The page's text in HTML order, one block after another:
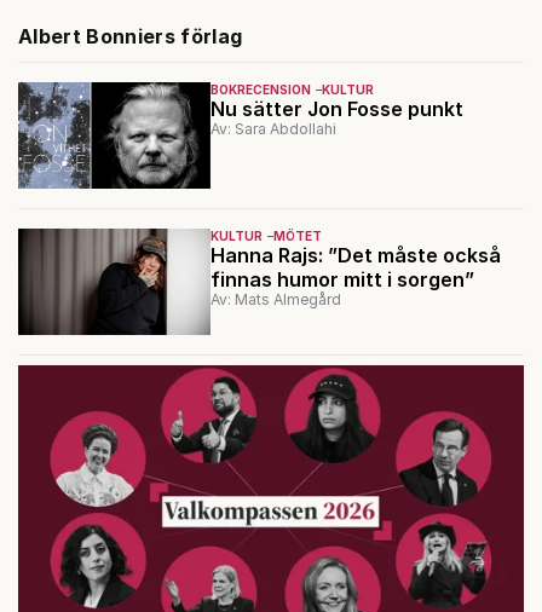
Albert Bonniers förlag
BOKRECENSION KULTUR
Nu sätter Jon Fosse punkt
Av: Sara Abdollahi
KULTUR MÖTET
Hanna Rajs: ”Det måste också
finnas humor mitt i sorgen”
Av: Mats Almegård